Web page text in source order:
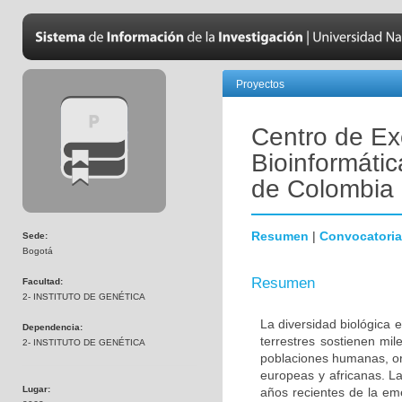
Sede:
Bogotá
Facultad:
2- INSTITUTO DE GENÉTICA
Dependencia:
2- INSTITUTO DE GENÉTICA
Lugar:
Proyectos
Centro de
de Colombia
Resumen | Convocatoria
Resumen
La diversidad biológica
terrestres sostienen
poblaciones humanas,
europeas y africanas.
años recientes de la